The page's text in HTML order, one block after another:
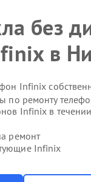
без
в
Infinix
по ремонту
Infinix в
ремонт
Infinix